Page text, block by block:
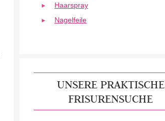
Haarspray
Nagelfeile
UNSERE PRAKTISCHE
FRISURENSUCHE